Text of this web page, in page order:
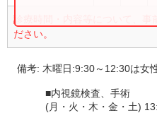
診療時間・内容等について、事
ださい。
備考: 木曜日:9:30～12:30は女
■内視鏡検査、手術
(月・火・木・金・土)